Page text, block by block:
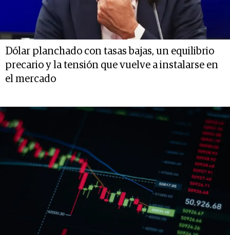
Dólar planchado con tasas bajas, un equilibrio
precario y la tensión que vuelve a instalarse en
el mercado